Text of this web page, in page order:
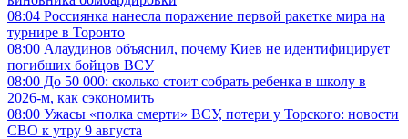
08:04 Россиянка нанесла поражение первой ракетке мира на
турнире в Торонто
08:00 Алаудинов объяснил, почему Киев не идентифицирует
погибших бойцов ВСУ
08:00 До 50 000: сколько стоит собрать ребенка в школу в
2026-м, как сэкономить
08:00 Ужасы «полка смерти» ВСУ, потери у Торского: новости
СВО к утру 9 августа